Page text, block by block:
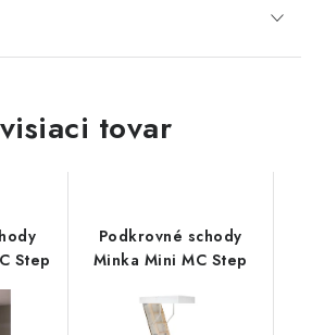
tovar
Step
Podkrovné schody
Minka Mini MC Step